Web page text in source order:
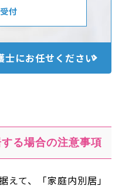
付
士にお任せください
る場合の注意事項
えて、「家庭内別居」